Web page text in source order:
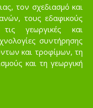
τον σχεδιασμό και
τους εδαφικούς
γεωργικές και
συντήρησης
και τροφίμων, τη
και τη γεωργική